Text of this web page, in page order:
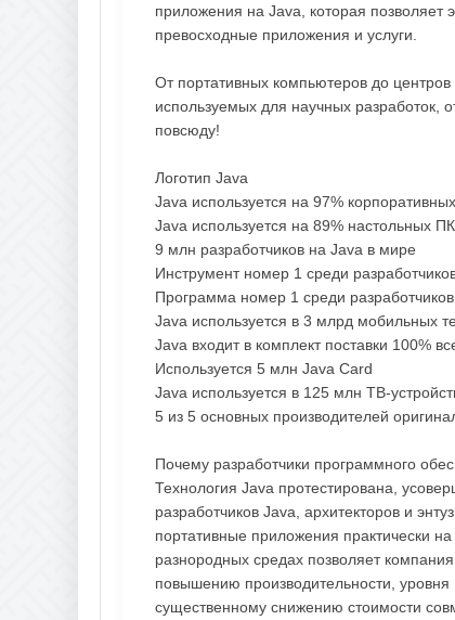
приложения на Java, которая позволяет
превосходные приложения и услуги.
От портативных компьютеров до
используемых для научных разработок,
повсюду!
Логотип Java
Java используется на 97%
Java используется на 89% настольных
9 млн разработчиков на Java в мире
Инструмент номер 1 среди
Программа номер 1 среди разработчиков
Java используется в 3 млрд мобильных
Java входит в комплект поставки 100%
Используется 5 млн Java Card
Java используется в 125 млн ТВ-
5 из 5 основных производителей
Почему разработчики программного
Технология Java протестирована,
разработчиков Java, архитекторов и
портативные приложения практически
разнородных средах позволяет
повышению производительности,
существенному снижению стоимости